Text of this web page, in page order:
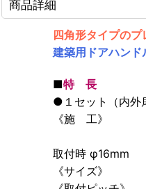
商品詳細
四角形タイプのプ
建築用ドアハン
■特 長
●１セット（内外
《施 工》
取付穴
取付時 φ16mm
《サイズ》